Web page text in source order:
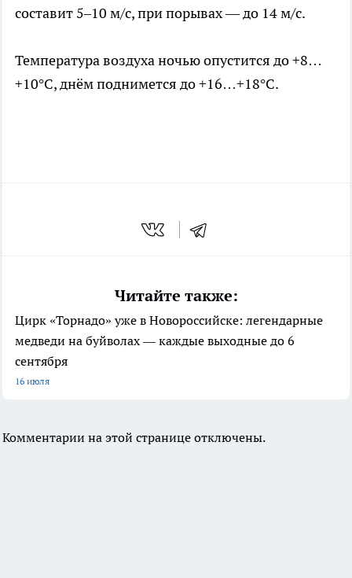
составит 5–10 м/с, при порывах — до 14 м/с.
Температура воздуха ночью опустится до +8…
+10°C, днём поднимется до +16…+18°C.
Читайте также:
Цирк «Торнадо» уже в Новороссийске: легендарные
медведи на буйволах — каждые выходные до 6
сентября
16 июля
Комментарии на этой странице отключены.